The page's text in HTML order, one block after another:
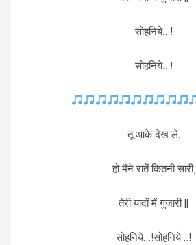
सोहनिये…!
सोहनिये…!
तू आके देख ले,
हो मैंने रातें कितनी सारी,
तेरी यादों में गुजारी ||
सोहनिये…!सोहनिये…!